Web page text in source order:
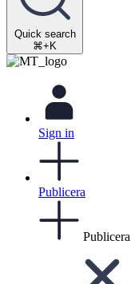
Quick search
⌘+K
Sign in
Publicera
Publicera